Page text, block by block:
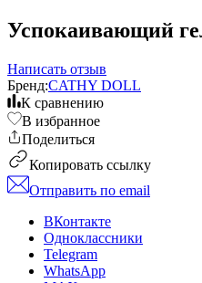
Успокаивающий
Написать отзыв
Бренд:CATHY DOLL
К сравнению
В избранное
Поделиться
Копировать ссылку
Отправить по email
ВКонтакте
Одноклассники
Telegram
WhatsApp